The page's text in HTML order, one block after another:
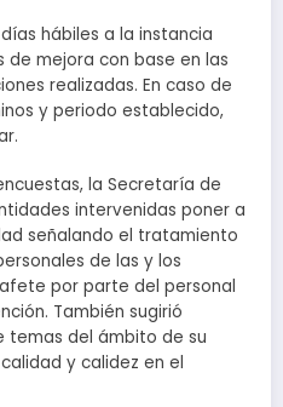
hábiles a la instancia
mejora con base en las
realizadas. En caso de
y periodo establecido,
la Secretaría de
intervenidas poner a
señalando el tratamiento
de las y los
por parte del personal
También sugirió
temas del ámbito de su
y calidez en el